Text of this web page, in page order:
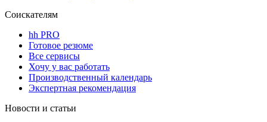
Соискателям
hh PRO
Готовое резюме
Все сервисы
Хочу у вас работать
Производственный календарь
Экспертная рекомендация
Новости и статьи